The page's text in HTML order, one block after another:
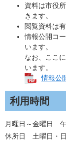
資料は市役
きます。
閲覧資料は
情報公開コ
います。
なお、ここ
います。
情報公
利用時間
月曜日～金曜日
休所日 土曜日・日